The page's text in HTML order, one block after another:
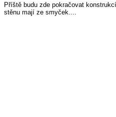
Příště budu zde pokračovat
stěnu mají ze smyček....